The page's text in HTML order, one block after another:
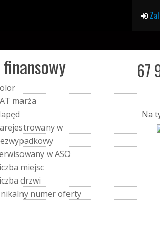
finansowy 67
olor
AT marża
apęd
Na
arejestrowanyw
ezwypadkowy
rwisowanywASO
czba miejsc
czba drzwi
nikalny numeroferty